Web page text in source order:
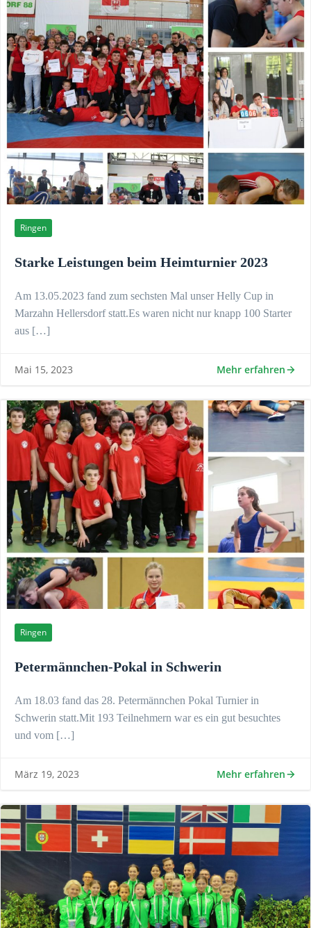
Ringen
Starke Leistungen beim Heimturnier 2023
Am 13.05.2023 fand zum sechsten Mal unser Helly Cup in
Marzahn Hellersdorf statt.Es waren nicht nur knapp 100 Starter
aus […]
Mai 15, 2023 Mehr erfahren
Ringen
Petermännchen-Pokal in Schwerin
Am 18.03 fand das 28. Petermännchen Pokal Turnier in
Schwerin statt.Mit 193 Teilnehmern war es ein gut besuchtes
und vom […]
März 19, 2023 Mehr erfahren